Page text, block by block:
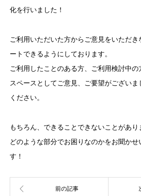
化を行いました！
ご利用いただいた方からご意見をいただ
ートできるようにしております。
ご利用したことのある方、ご利用検討中の
スペースとしてご意見、ご要望がござい
ください。
もちろん、できることできないことがあ
どのような部分でお困りなのかをお聞かせ
す！